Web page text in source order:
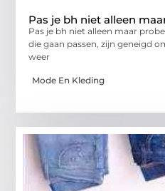
Pas je bh niet alleen
Pas je bh niet alleen maar
die gaan passen, zijn geneigd
weer
Mode En Kleding